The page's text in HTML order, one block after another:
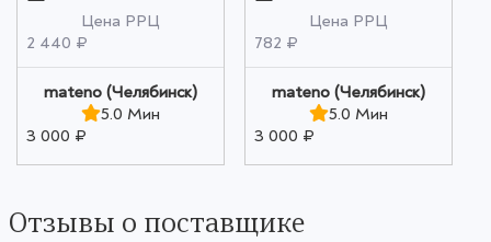
Цена РРЦ
2 440 ₽
mateno (Челябинск)
5.0 Мин
3 000 ₽
Цена РРЦ
782 ₽
mateno (Челябинск)
5.0 Мин
3 000 ₽
Отзывы о поставщике